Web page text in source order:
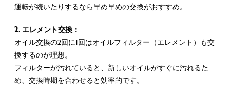
運転が続いたりするなら早め早めの交換がおすすめ。
2. エレメント交換：
オイル交換の2回に1回はオイルフィルター（エレメント）も交
換するのが理想。
フィルターが汚れていると、新しいオイルがすぐに汚れるた
め、交換時期を合わせると効率的です。